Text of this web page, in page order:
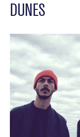
DUNES